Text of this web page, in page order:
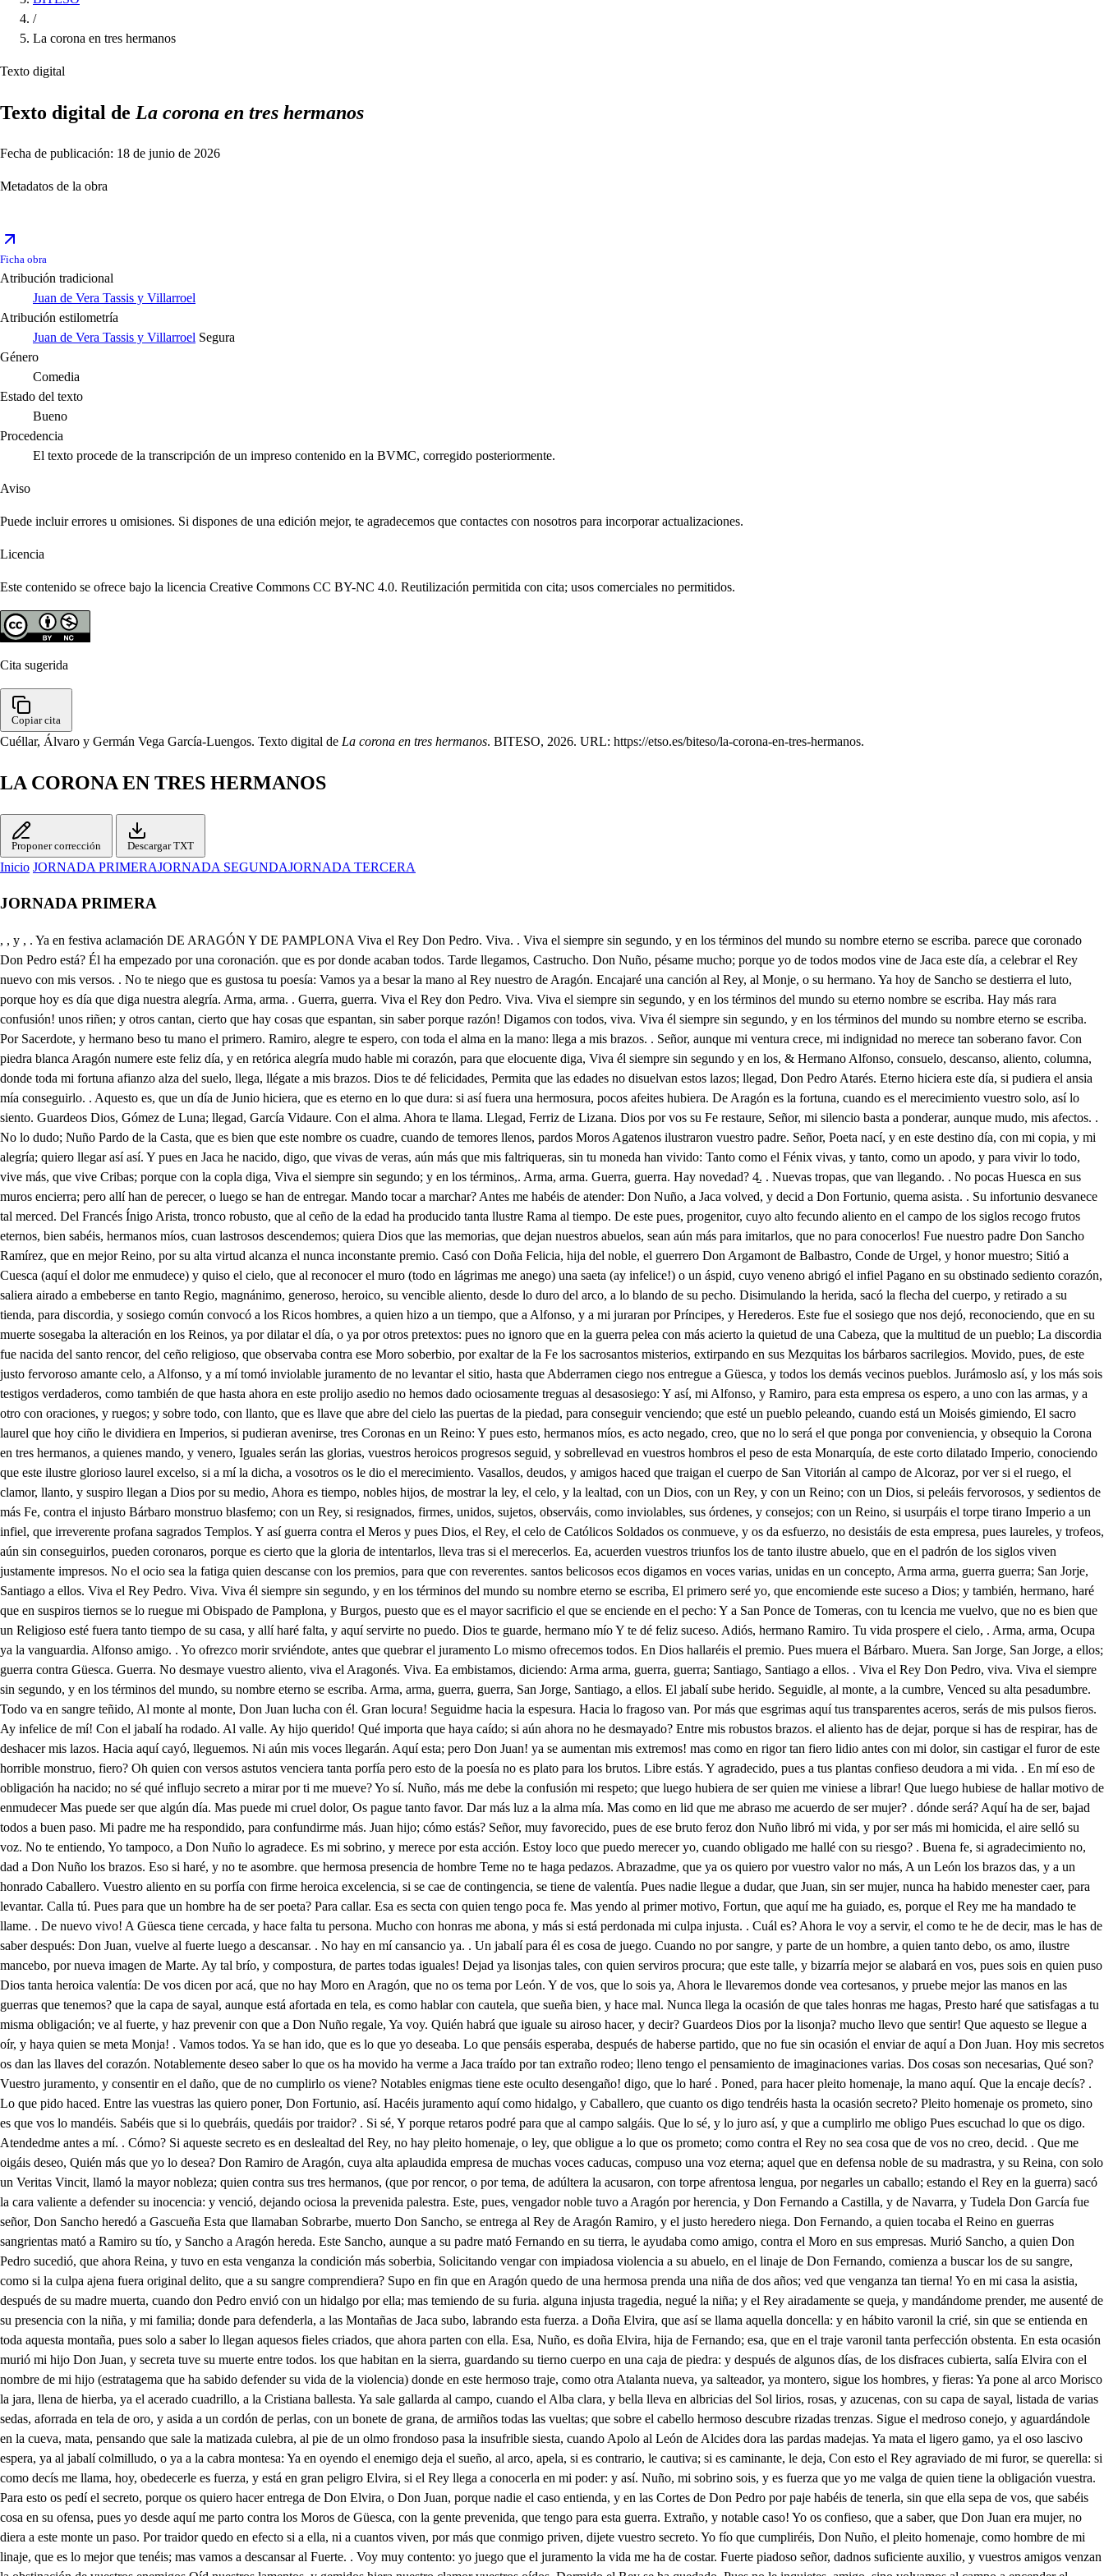
/
La corona en tres hermanos
Texto digital
Texto digital de La corona en tres hermanos
Fecha de publicación: 18 de junio de 2026
Metadatos de la obra
Ficha obra
Atribución tradicional
Juan de Vera Tassis y Villarroel
Atribución estilometría
Juan de Vera Tassis y Villarroel Segura
Género
Comedia
Estado del texto
Bueno
Procedencia
El texto procede de la transcripción de un impreso contenido en la BVMC, corregido posteriormente.
Aviso
Puede incluir errores u omisiones. Si dispones de una edición mejor, te agradecemos que contactes con nosotros para incorporar actualizaciones.
Licencia
Este contenido se ofrece bajo la licencia Creative Commons CC BY-NC 4.0. Reutilización permitida con cita; usos comerciales no permitidos.
Cita sugerida
Copiar cita
Cuéllar, Álvaro y Germán Vega García-Luengos. Texto digital de La corona en tres hermanos. BITESO, 2026. URL: https://etso.es/biteso/la-corona-en-tres-hermanos.
LA CORONA EN TRES HERMANOS
Proponer corrección Descargar TXT
Inicio JORNADA PRIMERAJORNADA SEGUNDAJORNADA TERCERA
JORNADA PRIMERA
, , y , . Ya en festiva aclamación DE ARAGÓN Y DE PAMPLONA Viva el Rey Don Pedro. Viva. . Viva el siempre sin segundo, y en los términos del mundo su nombre eterno se escriba. parece que coronado Don Pedro está? Él ha empezado por una coronación. que es por donde acaban todos. Tarde llegamos, Castrucho. Don Nuño, pésame mucho; porque yo de todos modos vine de Jaca este día, a celebrar el Rey nuevo con mis versos. . No te niego que es gustosa tu poesía: Vamos ya a besar la mano al Rey nuestro de Aragón. Encajaré una canción al Rey, al Monje, o su hermano. Ya hoy de Sancho se destierra el luto, porque hoy es día que diga nuestra alegría. Arma, arma. . Guerra, guerra. Viva el Rey don Pedro. Viva. Viva el siempre sin segundo, y en los términos del mundo su eterno nombre se escriba. Hay más rara confusión! unos riñen; y otros cantan, cierto que hay cosas que espantan, sin saber porque razón! Digamos con todos, viva. Viva él siempre sin segundo, y en los términos del mundo su nombre eterno se escriba. Por Sacerdote, y hermano beso tu mano el primero. Ramiro, alegre te espero, con toda el alma en la mano: llega a mis brazos. . Señor, aunque mi ventura crece, mi indignidad no merece tan soberano favor. Con piedra blanca Aragón numere este feliz día, y en retórica alegría mudo hable mi corazón, para que elocuente diga, Viva él siempre sin segundo y en los, & Hermano Alfonso, consuelo, descanso, aliento, columna, donde toda mi fortuna afianzo alza del suelo, llega, llégate a mis brazos. Dios te dé felicidades, Permita que las edades no disuelvan estos lazos; llegad, Don Pedro Atarés. Eterno hiciera este día, si pudiera el ansia mía conseguirlo. . Aquesto es, que un día de Junio hiciera, que es eterno en lo que dura: si así fuera una hermosura, pocos afeites hubiera. De Aragón es la fortuna, cuando es el merecimiento vuestro solo, así lo siento. Guardeos Dios, Gómez de Luna; llegad, García Vidaure. Con el alma. Ahora te llama. Llegad, Ferriz de Lizana. Dios por vos su Fe restaure, Señor, mi silencio basta a ponderar, aunque mudo, mis afectos. . No lo dudo; Nuño Pardo de la Casta, que es bien que este nombre os cuadre, cuando de temores llenos, pardos Moros Agatenos ilustraron vuestro padre. Señor, Poeta nací, y en este destino día, con mi copia, y mi alegría; quiero llegar así así. Y pues en Jaca he nacido, digo, que vivas de veras, aún más que mis faltriqueras, sin tu moneda han vivido: Tanto como el Fénix vivas, y tanto, como un apodo, y para vivir lo todo, vive más, que vive Cribas; porque con la copla diga, Viva el siempre sin segundo; y en los términos,. Arma, arma. Guerra, guerra. Hay novedad? 4̱. . Nuevas tropas, que van llegando. . No pocas Huesca en sus muros encierra; pero allí han de perecer, o luego se han de entregar. Mando tocar a marchar? Antes me habéis de atender: Don Nuño, a Jaca volved, y decid a Don Fortunio, quema asista. . Su infortunio desvanece tal merced. Del Francés Ínigo Arista, tronco robusto, que al ceño de la edad ha producido tanta llustre Rama al tiempo. De este pues, progenitor, cuyo alto fecundo aliento en el campo de los siglos recogo frutos eternos, bien sabéis, hermanos míos, cuan lastrosos descendemos; quiera Dios que las memorias, que dejan nuestros abuelos, sean aún más para imitarlos, que no para conocerlos! Fue nuestro padre Don Sancho Ramírez, que en mejor Reino, por su alta virtud alcanza el nunca inconstante premio. Casó con Doña Felicia, hija del noble, el guerrero Don Argamont de Balbastro, Conde de Urgel, y honor muestro; Sitió a Cuesca (aquí el dolor me enmudece) y quiso el cielo, que al reconocer el muro (todo en lágrimas me anego) una saeta (ay infelice!) o un áspid, cuyo veneno abrigó el infiel Pagano en su obstinado sediento corazón, saliera airado a embeberse en tanto Regio, magnánimo, generoso, heroico, su vencible aliento, desde lo duro del arco, a lo blando de su pecho. Disimulando la herida, sacó la flecha del cuerpo, y retirado a su tienda, para discordia, y sosiego común convocó a los Ricos hombres, a quien hizo a un tiempo, que a Alfonso, y a mi juraran por Príncipes, y Herederos. Este fue el sosiego que nos dejó, reconociendo, que en su muerte sosegaba la alteración en los Reinos, ya por dilatar el día, o ya por otros pretextos: pues no ignoro que en la guerra pelea con más acierto la quietud de una Cabeza, que la multitud de un pueblo; La discordia fue nacida del santo rencor, del ceño religioso, que observaba contra ese Moro soberbio, por exaltar de la Fe los sacrosantos misterios, extirpando en sus Mezquitas los bárbaros sacrilegios. Movido, pues, de este justo fervoroso amante celo, a Alfonso, y a mí tomó inviolable juramento de no levantar el sitio, hasta que Abderramen ciego nos entregue a Güesca, y todos los demás vecinos pueblos. Jurámoslo así, y los más sois testigos verdaderos, como también de que hasta ahora en este prolijo asedio no hemos dado ociosamente treguas al desasosiego: Y así, mi Alfonso, y Ramiro, para esta empresa os espero, a uno con las armas, y a otro con oraciones, y ruegos; y sobre todo, con llanto, que es llave que abre del cielo las puertas de la piedad, para conseguir venciendo; que esté un pueblo peleando, cuando está un Moisés gimiendo, El sacro laurel que hoy ciño le dividiera en Imperios, si pudieran avenirse, tres Coronas en un Reino: Y pues esto, hermanos míos, es acto negado, creo, que no lo será el que ponga por conveniencia, y obsequio la Corona en tres hermanos, a quienes mando, y venero, Iguales serán las glorias, vuestros heroicos progresos seguid, y sobrellevad en vuestros hombros el peso de esta Monarquía, de este corto dilatado Imperio, conociendo que este ilustre glorioso laurel excelso, si a mí la dicha, a vosotros os le dio el merecimiento. Vasallos, deudos, y amigos haced que traigan el cuerpo de San Vitorián al campo de Alcoraz, por ver si el ruego, el clamor, llanto, y suspiro llegan a Dios por su medio, Ahora es tiempo, nobles hijos, de mostrar la ley, el celo, y la lealtad, con un Dios, con un Rey, y con un Reino; con un Dios, si peleáis fervorosos, y sedientos de más Fe, contra el injusto Bárbaro monstruo blasfemo; con un Rey, si resignados, firmes, unidos, sujetos, observáis, como inviolables, sus órdenes, y consejos; con un Reino, si usurpáis el torpe tirano Imperio a un infiel, que irreverente profana sagrados Templos. Y así guerra contra el Meros y pues Dios, el Rey, el celo de Católicos Soldados os conmueve, y os da esfuerzo, no desistáis de esta empresa, pues laureles, y trofeos, aún sin conseguirlos, pueden coronaros, porque es cierto que la gloria de intentarlos, lleva tras si el merecerlos. Ea, acuerden vuestros triunfos los de tanto ilustre abuelo, que en el padrón de los siglos viven justamente impresos. No el ocio sea la fatiga quien descanse con los premios, para que con reverentes. santos belicosos ecos digamos en voces varias, unidas en un concepto, Arma arma, guerra guerra; San Jorje, Santiago a ellos. Viva el Rey Pedro. Viva. Viva él siempre sin segundo, y en los términos del mundo su nombre eterno se escriba, El primero seré yo, que encomiende este suceso a Dios; y también, hermano, haré que en suspiros tiernos se lo ruegue mi Obispado de Pamplona, y Burgos, puesto que es el mayor sacrificio el que se enciende en el pecho: Y a San Ponce de Tomeras, con tu lcencia me vuelvo, que no es bien que un Religioso esté fuera tanto tiempo de su casa, y allí haré falta, y aquí servirte no puedo. Dios te guarde, hermano mío Y te dé feliz suceso. Adiós, hermano Ramiro. Tu vida prospere el cielo, . Arma, arma, Ocupa ya la vanguardia. Alfonso amigo. . Yo ofrezco morir srviéndote, antes que quebrar el juramento Lo mismo ofrecemos todos. En Dios hallaréis el premio. Pues muera el Bárbaro. Muera. San Jorge, San Jorge, a ellos; guerra contra Güesca. Guerra. No desmaye vuestro aliento, viva el Aragonés. Viva. Ea embistamos, diciendo: Arma arma, guerra, guerra; Santiago, Santiago a ellos. . Viva el Rey Don Pedro, viva. Viva el siempre sin segundo, y en los términos del mundo, su nombre eterno se escriba. Arma, arma, guerra, guerra, San Jorge, Santiago, a ellos. El jabalí sube herido. Seguidle, al monte, a la cumbre, Venced su alta pesadumbre. Todo va en sangre teñido, Al monte al monte, Don Juan lucha con él. Gran locura! Seguidme hacia la espesura. Hacia lo fragoso van. Por más que esgrimas aquí tus transparentes aceros, serás de mis pulsos fieros. Ay infelice de mí! Con el jabalí ha rodado. Al valle. Ay hijo querido! Qué importa que haya caído; si aún ahora no he desmayado? Entre mis robustos brazos. el aliento has de dejar, porque si has de respirar, has de deshacer mis lazos. Hacia aquí cayó, lleguemos. Ni aún mis voces llegarán. Aquí esta; pero Don Juan! ya se aumentan mis extremos! mas como en rigor tan fiero lidio antes con mi dolor, sin castigar el furor de este horrible monstruo, fiero? Oh quien con versos astutos venciera tanta porfía pero esto de la poesía no es plato para los brutos. Libre estás. Y agradecido, pues a tus plantas confieso deudora a mi vida. . En mí eso de obligación ha nacido; no sé qué influjo secreto a mirar por ti me mueve? Yo sí. Nuño, más me debe la confusión mi respeto; que luego hubiera de ser quien me viniese a librar! Que luego hubiese de hallar motivo de enmudecer Mas puede ser que algún día. Mas puede mi cruel dolor, Os pague tanto favor. Dar más luz a la alma mía. Mas como en lid que me abraso me acuerdo de ser mujer? . dónde será? Aquí ha de ser, bajad todos a buen paso. Mi padre me ha respondido, para confundirme más. Juan hijo; cómo estás? Señor, muy favorecido, pues de ese bruto feroz don Nuño libró mi vida, y por ser más mi homicida, el aire selló su voz. No te entiendo, Yo tampoco, a Don Nuño lo agradece. Es mi sobrino, y merece por esta acción. Estoy loco que puedo merecer yo, cuando obligado me hallé con su riesgo? . Buena fe, si agradecimiento no, dad a Don Nuño los brazos. Eso si haré, y no te asombre. que hermosa presencia de hombre Teme no